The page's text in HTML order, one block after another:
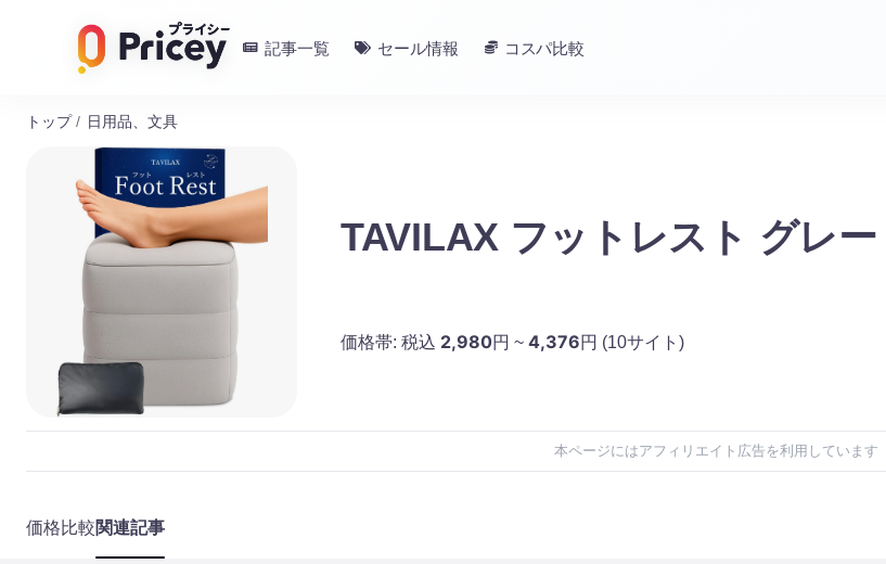
記事一覧 セール情報 コスパ比較
トップ / 日用品、文具
TAVILAX フットレスト グレー
価格帯: 税込 2,980円 ~ 4,376円 (10サイト)
本ページにはアフィリエイト広告を利用しています
価格比較関連記事